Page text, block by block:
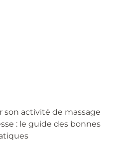
son activité de massage
: le guide des bonnes